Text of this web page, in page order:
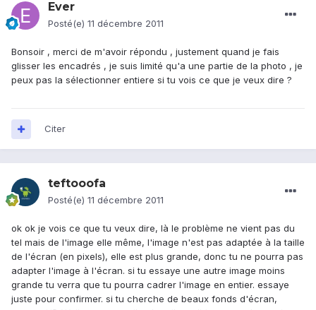
Ever
Posté(e) 11 décembre 2011
Bonsoir , merci de m'avoir répondu , justement quand je fais
glisser les encadrés , je suis limité qu'a une partie de la photo , je
peux pas la sélectionner entiere si tu vois ce que je veux dire ?
Citer
teftooofa
Posté(e) 11 décembre 2011
ok ok je vois ce que tu veux dire, là le problème ne vient pas du
tel mais de l'image elle même, l'image n'est pas adaptée à la taille
de l'écran (en pixels), elle est plus grande, donc tu ne pourra pas
adapter l'image à l'écran. si tu essaye une autre image moins
grande tu verra que tu pourra cadrer l'image en entier. essaye
juste pour confirmer. si tu cherche de beaux fonds d'écran,